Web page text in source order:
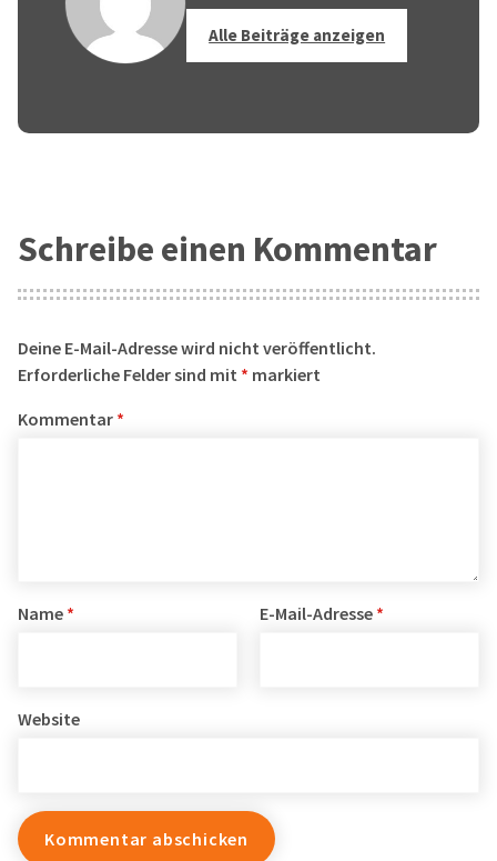
Alle Beiträge anzeigen
Schreibe einen Kommentar
Deine E-Mail-Adresse wird nicht veröffentlicht.
Erforderliche Felder sind mit * markiert
Kommentar *
Name * E-Mail-Adresse *
Website